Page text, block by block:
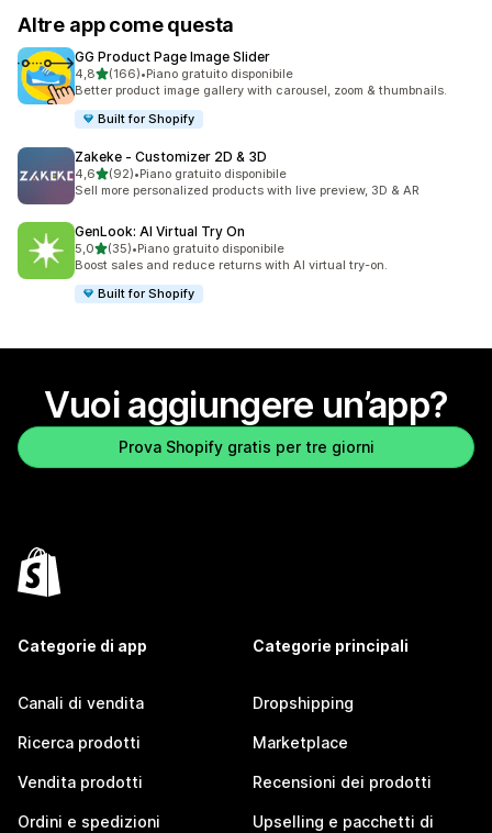
Altre app come questa
GG Product Page Image Slider
4,8stelle su 5
(166)
166 recensioni totali
•Piano gratuito disponibile
Better product image gallery with carousel, zoom & thumbnails.
Built for Shopify
Zakeke ‑ Customizer 2D & 3D
4,6stelle su 5
(92)
92 recensioni totali
•Piano gratuito disponibile
Sell more personalized products with live preview, 3D & AR
GenLook: AI Virtual Try On
5,0stelle su 5
(35)
35 recensioni totali
•Piano gratuito disponibile
Boost sales and reduce returns with AI virtual try-on.
Built for Shopify
Vuoi aggiungere un’app?
Prova Shopify gratis per tre giorni
Categorie di app
Canali di vendita
Ricerca prodotti
Vendita prodotti
Ordini e spedizioni
Categorie principali
Dropshipping
Marketplace
Recensioni dei prodotti
Upselling e pacchetti di